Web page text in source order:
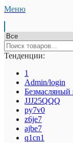
Меню
Тенденции:
1
Admin/login
Безмасляный
JJJ25QQQ
py7v0
z6je7
ajbe7
q1cn1